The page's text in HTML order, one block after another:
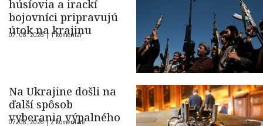
húsíovia a irackí
bojovníci pripravujú
útok na krajinu
07. 08. 2026 | 1 komentár
Na Ukrajine došli na
ďalší spôsob
vyberania výpalného
07. 08. 2026 |2 komentáre